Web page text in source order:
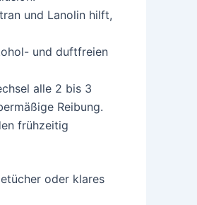
und Lanolin hilft,
und duftfreien
alle 2 bis 3
Reibung.
frühzeitig
oder klares